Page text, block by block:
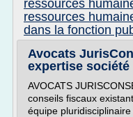
ressources
ressources
dans la fonction
Avocats
expertise société
AVOCATS
conseils fiscaux
équipe